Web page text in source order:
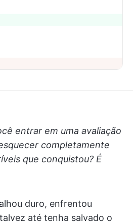
entrar em uma avaliação
completamente
que conquistou? É
duro, enfrentou
até tenha salvado o